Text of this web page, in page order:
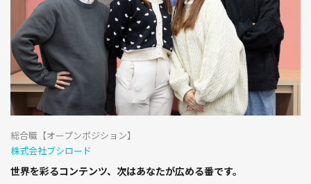
総合職【オープンポジション】
株式会社ブシロード
世界を彩るコンテンツ、次はあなたが広める番です。